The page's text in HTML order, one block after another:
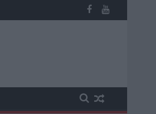
még kevesebbet vittek haza